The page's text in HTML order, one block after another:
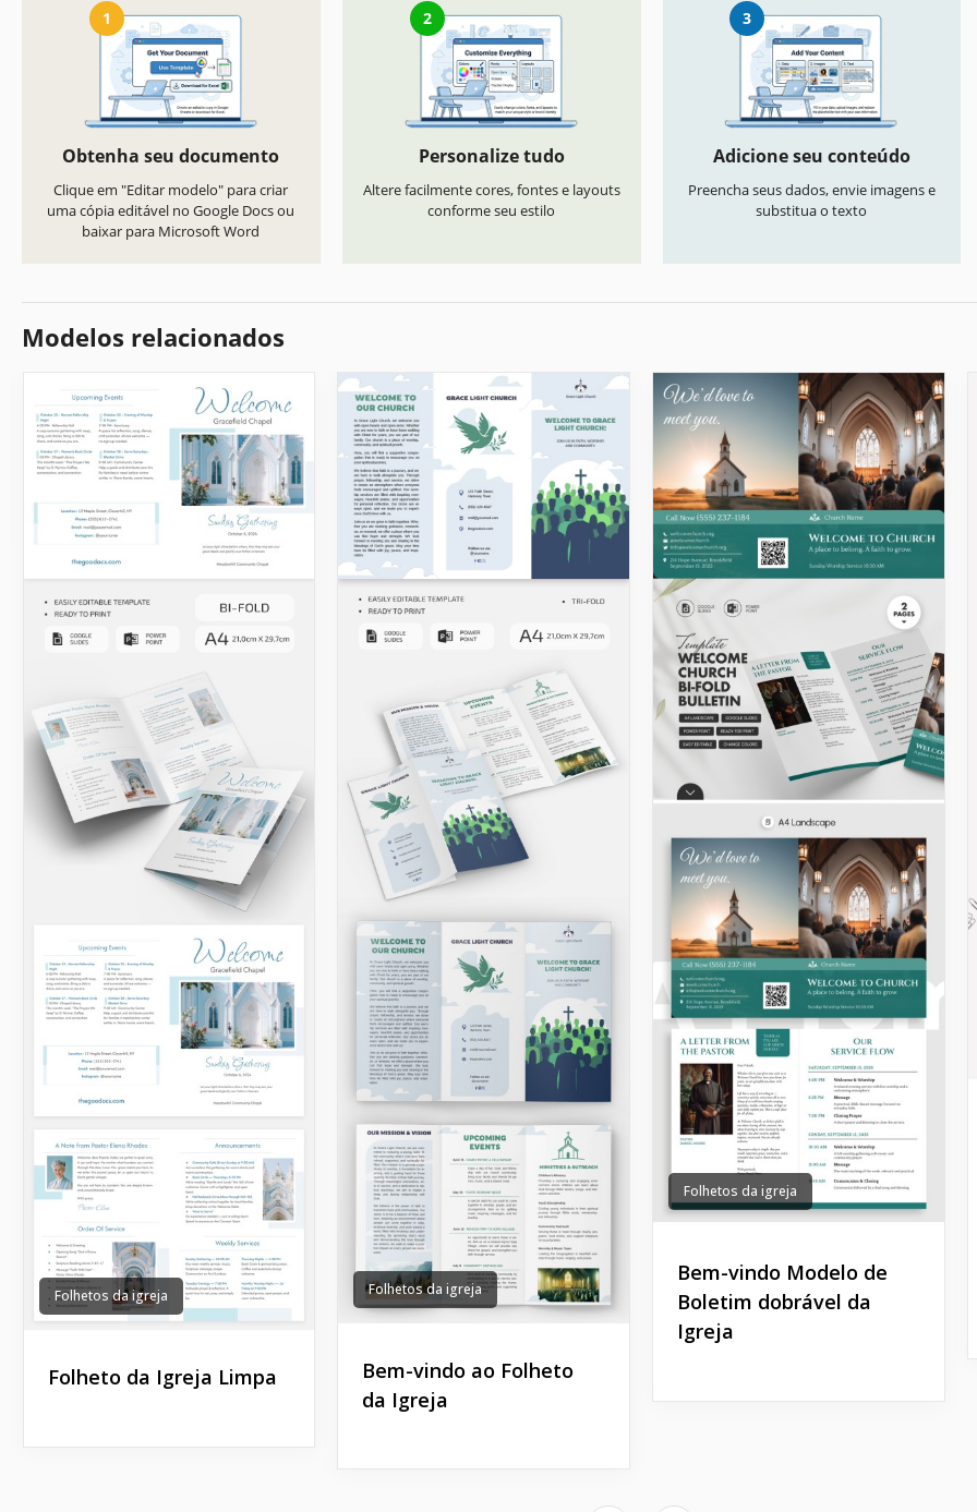
1
Obtenha seu documento
Clique em "Editar modelo" para criar
uma cópia editável no Google Docs ou
baixar para Microsoft Word
2
Personalize tudo
Altere facilmente cores, fontes e layouts
conforme seu estilo
3
Adicione seu conteúdo
Preencha seus dados, envie imagens e
substitua o texto
Modelos relacionados
Folhetos da igreja
Folheto da Igreja Limpa
Folhetos da igreja
Bem-vindo ao Folheto
da Igreja
Folhetos da igreja
Bem-vindo Modelo de
Boletim dobrável da
Igreja